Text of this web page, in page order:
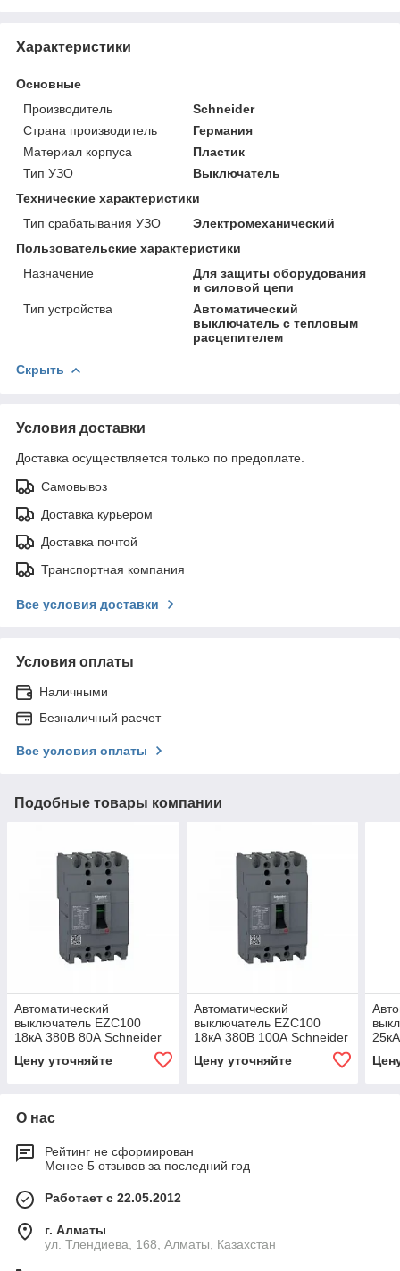
Характеристики
Основные
Производитель
Schneider
Страна производитель
Германия
Материал корпуса
Пластик
Тип УЗО
Выключатель
Технические характеристики
Тип срабатывания УЗО
Электромеханический
Пользовательские характеристики
Назначение
Для защиты оборудования
и силовой цепи
Тип устройства
Автоматический
выключатель с тепловым
расцепителем
Скрыть
Условия доставки
Доставка осуществляется только по предоплате.
Самовывоз
Доставка курьером
Доставка почтой
Транспортная компания
Все условия доставки
Условия оплаты
Наличными
Безналичный расчет
Все условия оплаты
Подобные товары компании
Автоматический
выключатель EZC100
18кА 380В 80А Schneider
Цену уточняйте
Автоматический
выключатель EZC100
18кА 380В 100А Schneider
Цену уточняйте
О нас
Рейтинг не сформирован
Менее 5 отзывов за последний год
Работает с 22.05.2012
г. Алматы
ул. Тлендиева, 168, Алматы, Казахстан